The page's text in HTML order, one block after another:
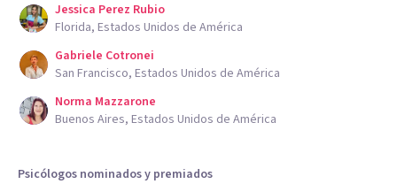
Jessica Perez Rubio
Florida, Estados Unidos de América
Gabriele Cotronei
San Francisco, Estados Unidos de América
Norma Mazzarone
Buenos Aires, Estados Unidos de América
Psicólogos nominados y premiados